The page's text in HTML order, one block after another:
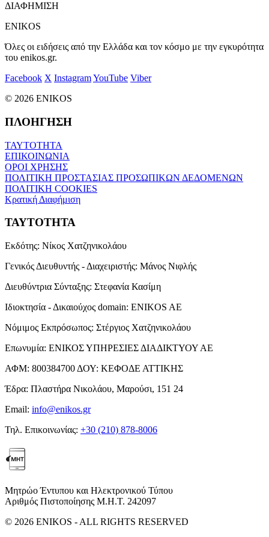
ΔΙΑΦΗΜΙΣΗ
ENIKOS
Όλες οι ειδήσεις από την Ελλάδα και τον κόσμο με την εγκυρότητα
του enikos.gr.
Facebook X InstagramYouTube Viber
© 2026 ENIKOS
ΠΛΟΗΓΗΣΗ
ΤΑΥΤΟΤΗΤΑ
ΕΠΙΚΟΙΝΩΝΙΑ
ΟΡΟΙ ΧΡΗΣΗΣ
ΠΟΛΙΤΙΚΗ ΠΡΟΣΤΑΣΙΑΣ ΠΡΟΣΩΠΙΚΩΝ ΔΕΔΟΜΕΝΩΝ
ΠΟΛΙΤΙΚΗ COOKIES
Κρατική Διαφήμιση
ΤΑΥΤΟΤΗΤΑ
Εκδότης: Νίκος Χατζηνικολάου
Γενικός Διευθυντής - Διαχειριστής: Μάνος Νιφλής
Διευθύντρια Σύνταξης: Στεφανία Κασίμη
Ιδιοκτησία - Δικαιούχος domain: ENIKOS AE
Νόμιμος Εκπρόσωπος: Στέργιος Χατζηνικολάου
Επωνυμία: ΕΝΙΚΟΣ ΥΠΗΡΕΣΙΕΣ ΔΙΑΔΙΚΤΥΟΥ ΑΕ
ΑΦΜ: 800384700 ΔΟΥ: ΚΕΦΟΔΕ ΑΤΤΙΚΗΣ
Έδρα: Πλαστήρα Νικολάου, Μαρούσι, 151 24
Email: info@enikos.gr
Τηλ. Επικοινωνίας: +30 (210) 878-8006
Μητρώο Έντυπου και Ηλεκτρονικού Τύπου
Αριθμός Πιστοποίησης Μ.Η.Τ. 242097
© 2026 ENIKOS - ALL RIGHTS RESERVED